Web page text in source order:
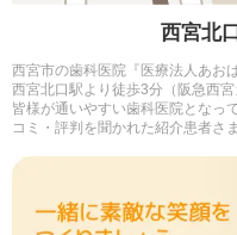
西宮北
西宮市の歯科医院『医療法人あ
西宮北口駅より徒歩3分（阪急西
皆様が通いやすい歯科医院となっ
コミ・評判を聞かれた紹介患者さ